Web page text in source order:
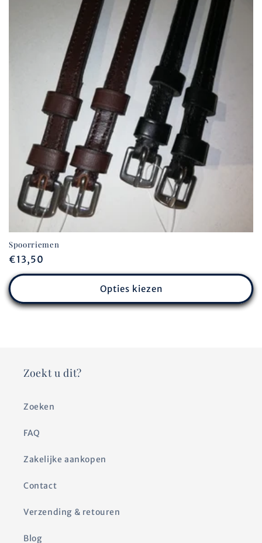
Spoorriemen
Normale
prijs
€13,50
Opties kiezen
Zoekt u dit?
Zoeken
FAQ
Zakelijke aankopen
Contact
Verzending & retouren
Blog